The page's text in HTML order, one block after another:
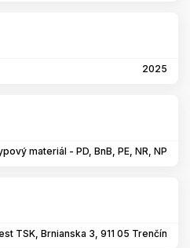
2025
materiál - PD, BnB, PE, NR, NP
TSK, Brnianska 3, 911 05 Trenčín